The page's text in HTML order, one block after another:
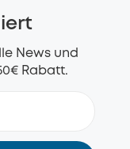
News und
Rabatt.